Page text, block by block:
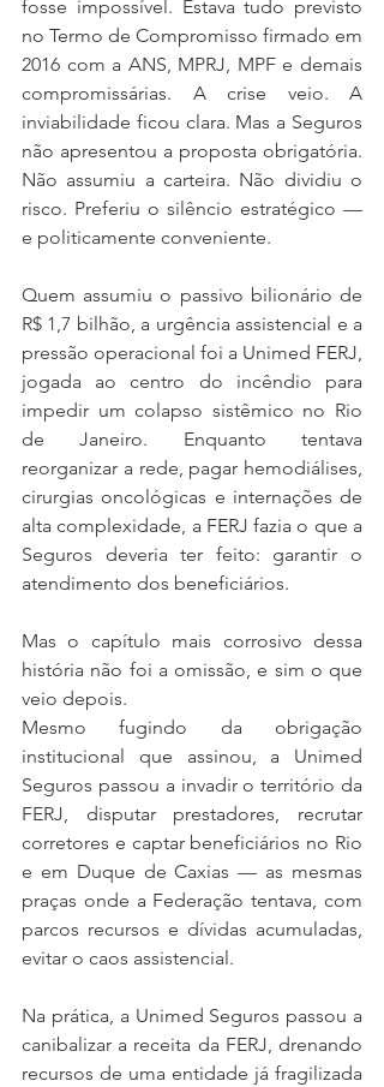
fosse impossível. Estava tudo previsto
no Termo de Compromisso firmado em
2016 com a ANS, MPRJ, MPF e demais
compromissárias. A crise veio. A
inviabilidade ficou clara. Mas a Seguros
não apresentou a proposta obrigatória.
Não assumiu a carteira. Não dividiu o
risco. Preferiu o silêncio estratégico —
e politicamente conveniente.
Quem assumiu o passivo bilionário de
R$ 1,7 bilhão, a urgência assistencial e a
pressão operacional foi a Unimed FERJ,
jogada ao centro do incêndio para
impedir um colapso sistêmico no Rio
de Janeiro. Enquanto tentava
reorganizar a rede, pagar hemodiálises,
cirurgias oncológicas e internações de
alta complexidade, a FERJ fazia o que a
Seguros deveria ter feito: garantir o
atendimento dos beneficiários.
Mas o capítulo mais corrosivo dessa
história não foi a omissão, e sim o que
veio depois.
Mesmo fugindo da obrigação
institucional que assinou, a Unimed
Seguros passou a invadir o território da
FERJ, disputar prestadores, recrutar
corretores e captar beneficiários no Rio
e em Duque de Caxias — as mesmas
praças onde a Federação tentava, com
parcos recursos e dívidas acumuladas,
evitar o caos assistencial.
Na prática, a Unimed Seguros passou a
canibalizar a receita da FERJ, drenando
recursos de uma entidade já fragilizada